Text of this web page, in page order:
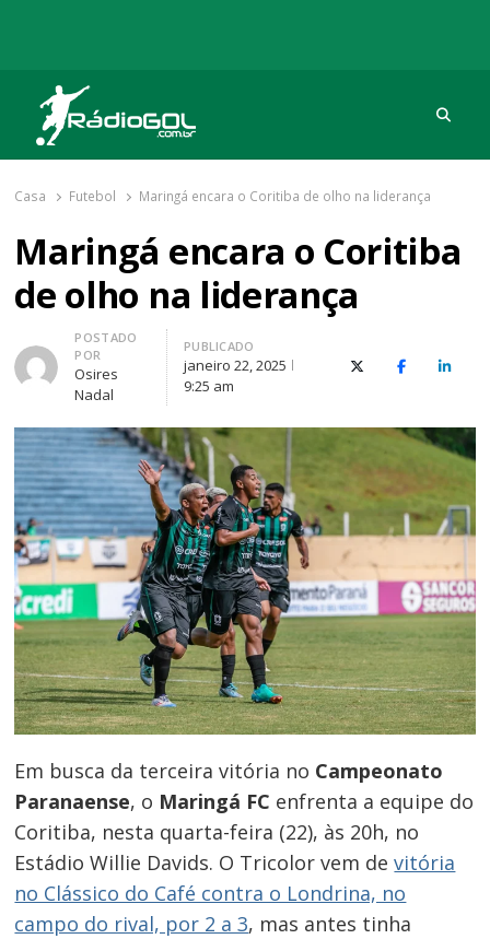
Rádio Gol
Há mais de 20 anos com as melhores coberturas
Casa Futebol Maringá encara o Coritiba de olho na liderança
Maringá encara o Coritiba
de olho na liderança
Autor
POSTADO
POR
Osires
Nadal
PUBLICADO
janeiro 22, 2025
9:25 am
X (Twitter)Facebook
O
Em busca da terceira vitória no Campeonato
Paranaense, o Maringá FC enfrenta a equipe do
Coritiba, nesta quarta-feira (22), às 20h, no
Estádio Willie Davids. O Tricolor vem devitória
no Clássico do Café contra o Londrina, no
campo do rival, por 2 a 3, mas antes tinha